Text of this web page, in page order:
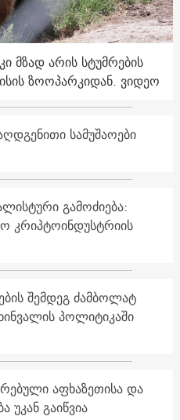
მზად არის სტუმრების
ზოოპარკიდან. ვიდეო
სამუშაოები
გამოძიება:
კრიპტოინდუსტრიის
შემდეგ ძამბოლატ
პოლიტიკაში
აფხაზეთისა და
უკან გაიწვია